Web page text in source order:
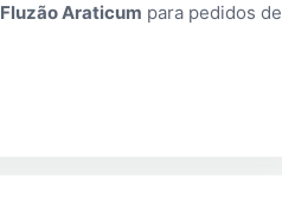
Fluzão Araticum para pedidos de